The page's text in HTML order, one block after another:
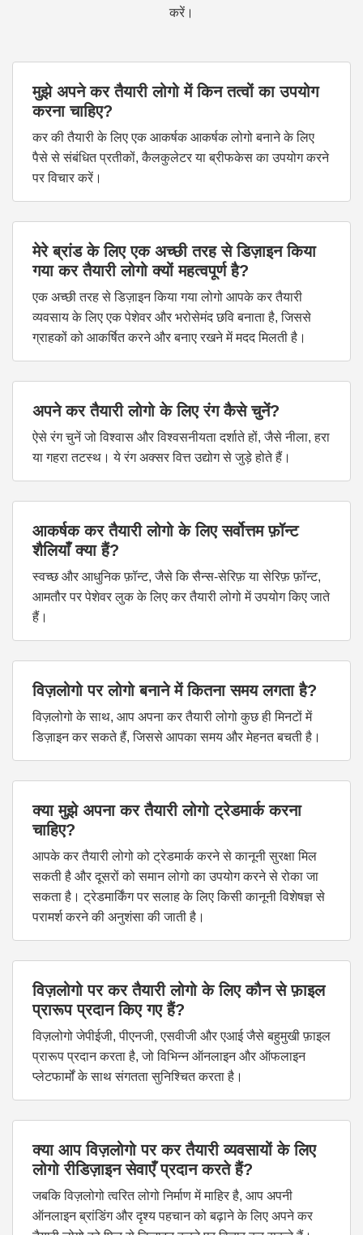
करें।
मुझे अपने कर तैयारी लोगो में किन तत्वों का उपयोग
करना चाहिए?
कर की तैयारी के लिए एक आकर्षक आकर्षक लोगो बनाने के लिए
पैसे से संबंधित प्रतीकों, कैलकुलेटर या ब्रीफकेस का उपयोग करने
पर विचार करें।
मेरे ब्रांड के लिए एक अच्छी तरह से डिज़ाइन किया
गया कर तैयारी लोगो क्यों महत्वपूर्ण है?
एक अच्छी तरह से डिज़ाइन किया गया लोगो आपके कर तैयारी
व्यवसाय के लिए एक पेशेवर और भरोसेमंद छवि बनाता है, जिससे
ग्राहकों को आकर्षित करने और बनाए रखने में मदद मिलती है।
अपने कर तैयारी लोगो के लिए रंग कैसे चुनें?
ऐसे रंग चुनें जो विश्वास और विश्वसनीयता दर्शाते हों, जैसे नीला, हरा
या गहरा तटस्थ। ये रंग अक्सर वित्त उद्योग से जुड़े होते हैं।
आकर्षक कर तैयारी लोगो के लिए सर्वोत्तम फ़ॉन्ट
शैलियाँ क्या हैं?
स्वच्छ और आधुनिक फ़ॉन्ट, जैसे कि सैन्स-सेरिफ़ या सेरिफ़ फ़ॉन्ट,
आमतौर पर पेशेवर लुक के लिए कर तैयारी लोगो में उपयोग किए जाते
हैं।
विज़लोगो पर लोगो बनाने में कितना समय लगता है?
विज़लोगो के साथ, आप अपना कर तैयारी लोगो कुछ ही मिनटों में
डिज़ाइन कर सकते हैं, जिससे आपका समय और मेहनत बचती है।
क्या मुझे अपना कर तैयारी लोगो ट्रेडमार्क करना
चाहिए?
आपके कर तैयारी लोगो को ट्रेडमार्क करने से कानूनी सुरक्षा मिल
सकती है और दूसरों को समान लोगो का उपयोग करने से रोका जा
सकता है। ट्रेडमार्किंग पर सलाह के लिए किसी कानूनी विशेषज्ञ से
परामर्श करने की अनुशंसा की जाती है।
विज़लोगो पर कर तैयारी लोगो के लिए कौन से फ़ाइल
प्रारूप प्रदान किए गए हैं?
विज़लोगो जेपीईजी, पीएनजी, एसवीजी और एआई जैसे बहुमुखी फ़ाइल
प्रारूप प्रदान करता है, जो विभिन्न ऑनलाइन और ऑफलाइन
प्लेटफार्मों के साथ संगतता सुनिश्चित करता है।
क्या आप विज़लोगो पर कर तैयारी व्यवसायों के लिए
लोगो रीडिज़ाइन सेवाएँ प्रदान करते हैं?
जबकि विज़लोगो त्वरित लोगो निर्माण में माहिर है, आप अपनी
ऑनलाइन ब्रांडिंग और दृश्य पहचान को बढ़ाने के लिए अपने कर